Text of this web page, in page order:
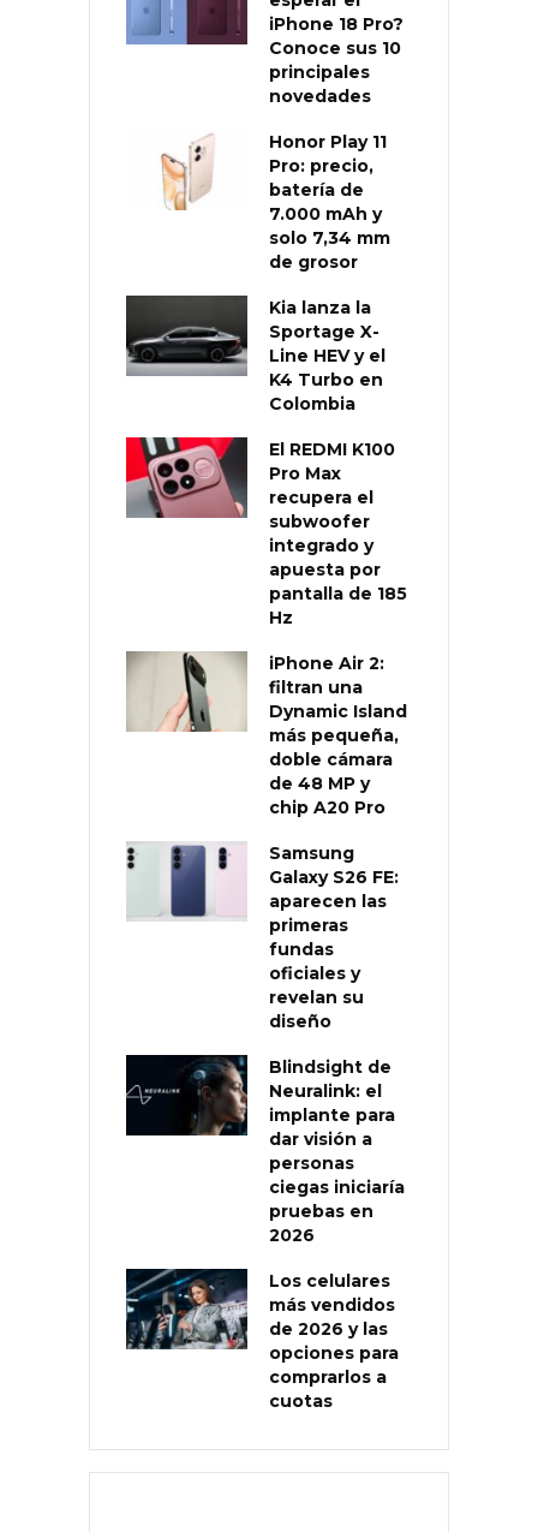
iPhone 18 Pro?
Conoce sus 10
principales
novedades
Honor Play 11
Pro: precio,
batería de
7.000 mAh y
solo 7,34 mm
de grosor
Kia lanza la
Sportage X-
Line HEV y el
K4 Turbo en
Colombia
El REDMI K100
Pro Max
recupera el
subwoofer
integrado y
apuesta por
pantalla de 185
Hz
iPhone Air 2:
filtran una
Dynamic Island
más pequeña,
doble cámara
de 48 MP y
chip A20 Pro
Samsung
Galaxy S26 FE:
aparecen las
primeras
fundas
oficiales y
revelan su
diseño
Blindsight de
Neuralink: el
implante para
dar visión a
personas
ciegas iniciaría
pruebas en
2026
Los celulares
más vendidos
de 2026 y las
opciones para
comprarlos a
cuotas